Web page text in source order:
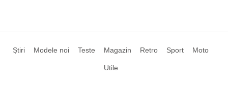
Știri Modele noi Teste Magazin Retro Sport Moto
Utile